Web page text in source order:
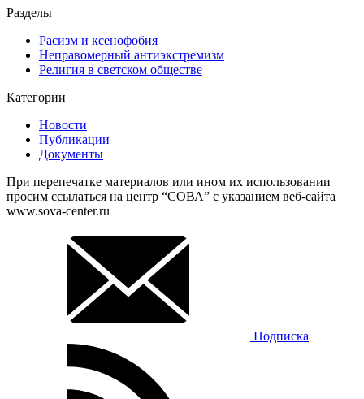
Разделы
Расизм и ксенофобия
Неправомерный антиэкстремизм
Религия в светском обществе
Категории
Новости
Публикации
Документы
При перепечатке материалов или ином их использовании
просим ссылаться на центр “СОВА” с указанием веб-сайта
www.sova-center.ru
Подписка